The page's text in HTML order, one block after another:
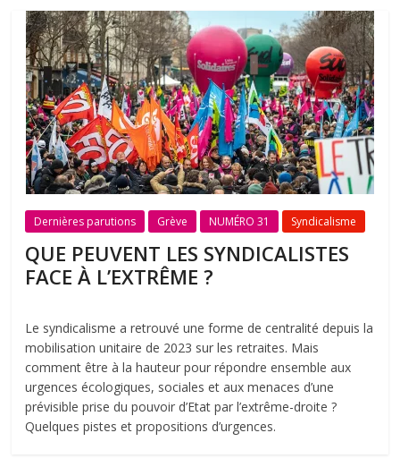
Dernières parutions Grève NUMÉRO 31 Syndicalisme
QUE PEUVENT LES SYNDICALISTES
FACE À L’EXTRÊME ?
Le syndicalisme a retrouvé une forme de centralité depuis la
mobilisation unitaire de 2023 sur les retraites. Mais
comment être à la hauteur pour répondre ensemble aux
urgences écologiques, sociales et aux menaces d’une
prévisible prise du pouvoir d’Etat par l’extrême-droite ?
Quelques pistes et propositions d’urgences.